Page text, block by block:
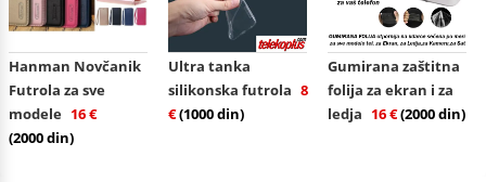
Hanman Novčanik
Futrola za sve
modele 16 €
(2000 din)
Ultra tanka
silikonska futrola 8
€(1000 din)
Gumirana zaštitna
folija za ekran i za
ledja 16 €(2000 din)